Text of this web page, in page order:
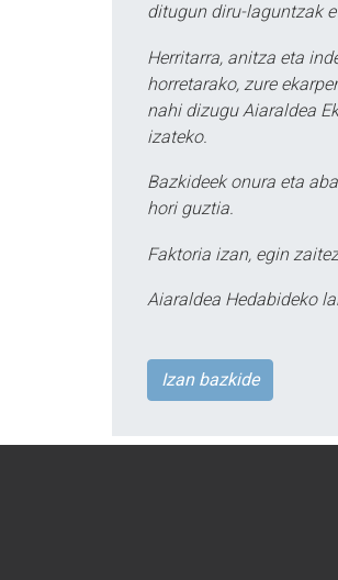
ditugun diru-laguntzak
Herritarra, anitza eta
horretarako, zure
nahi dizugu Aiaraldea
izateko.
Bazkideek onura eta
hori guztia.
Faktoria izan, egin
Aiaraldea Hedabideko
Izan bazkide